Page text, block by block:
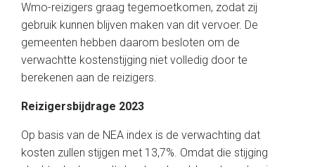
Wmo-reizigers graag tegemoetkomen, zodat zij
gebruik kunnen blijven maken van dit vervoer. De
gemeenten hebben daarom besloten om de
verwachtte kostenstijging niet volledig door te
berekenen aan de reizigers.
Reizigersbijdrage 2023
Op basis van de NEA index is de verwachting dat
kosten zullen stijgen met 13,7%. Omdat die stijging